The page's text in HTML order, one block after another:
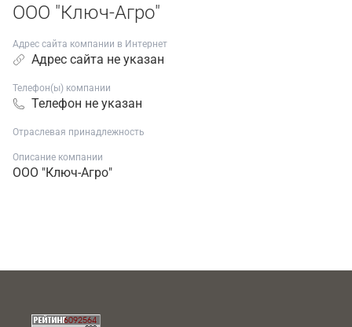
ООО "Ключ-Агро"
Адрес сайта компании в Интернет
Адрес сайта не указан
Телефон(ы) компании
Телефон не указан
Отраслевая принадлежность
Описание компании
ООО "Ключ-Агро"